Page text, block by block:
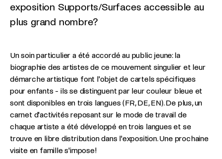
exposition Supports/Surfaces accessible au
plus grand nombre?
Un soin particulier a été accordé au public jeune: la
biographie des artistes de ce mouvement singulier et leur
démarche artistique font l'objet de cartels spécifiques
pour enfants - ils se distinguent par leur couleur bleue et
sont disponibles en trois langues (FR, DE, EN). De plus, un
carnet d'activités reposant sur le mode de travail de
chaque artiste a été développé en trois langues et se
trouve en libre distribution dans l'exposition. Une prochaine
visite en famille s'impose!